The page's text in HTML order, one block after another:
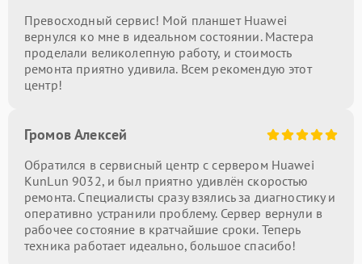
Превосходный сервис! Мой планшет Huawei
вернулся ко мне в идеальном состоянии. Мастера
проделали великолепную работу, и стоимость
ремонта приятно удивила. Всем рекомендую этот
центр!
Громов Алексей
Обратился в сервисный центр с сервером Huawei
KunLun 9032, и был приятно удивлён скоростью
ремонта. Специалисты сразу взялись за диагностику и
оперативно устранили проблему. Сервер вернули в
рабочее состояние в кратчайшие сроки. Теперь
техника работает идеально, большое спасибо!